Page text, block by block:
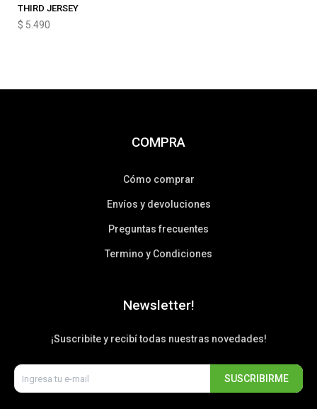
THIRD JERSEY
$ 5.490
COMPRA
Cómo comprar
Envíos y devoluciones
Preguntas frecuentes
Termino y Condiciones
Newsletter!
¡Suscribite y recibí todas nuestras novedades!
SUSCRIBIRME